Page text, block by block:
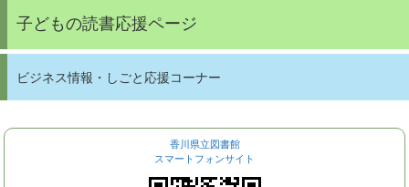
子どもの読書応援ページ
ビジネス情報・しごと応援コーナー
香川県立図書館
スマートフォンサイト